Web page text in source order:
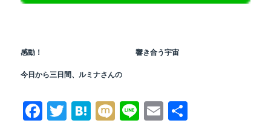
感動！ 響き合う宇宙
今日から三日間、ルミナさんの
Fa
T
H
M
Li
E